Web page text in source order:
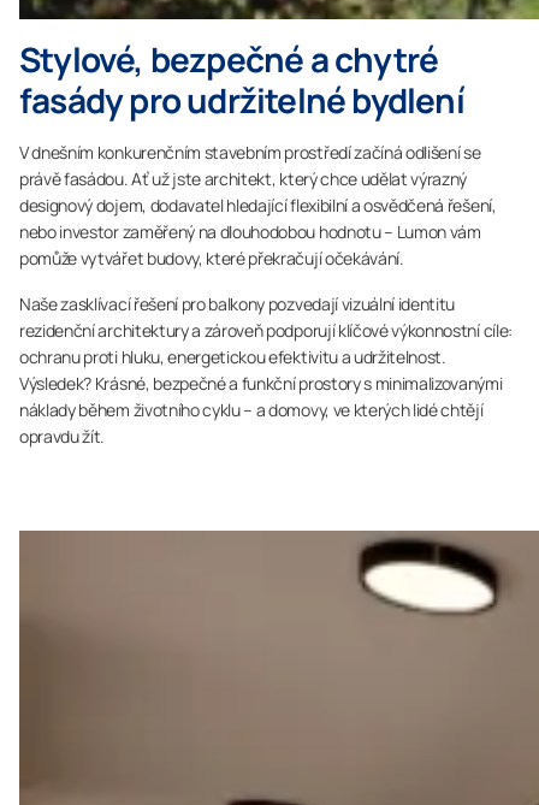
Stylové, bezpečné a chytré
fasády pro udržitelné bydlení
V dnešním konkurenčním stavebním prostředí začíná odlišení se
právě fasádou. Ať už jste architekt, který chce udělat výrazný
designový dojem, dodavatel hledající flexibilní a osvědčená řešení,
nebo investor zaměřený na dlouhodobou hodnotu – Lumon vám
pomůže vytvářet budovy, které překračují očekávání.
Naše zasklívací řešení pro balkony pozvedají vizuální identitu
rezidenční architektury a zároveň podporují klíčové výkonnostní cíle:
ochranu proti hluku, energetickou efektivitu a udržitelnost.
Výsledek? Krásné, bezpečné a funkční prostory s minimalizovanými
náklady během životního cyklu – a domovy, ve kterých lidé chtějí
opravdu žít.